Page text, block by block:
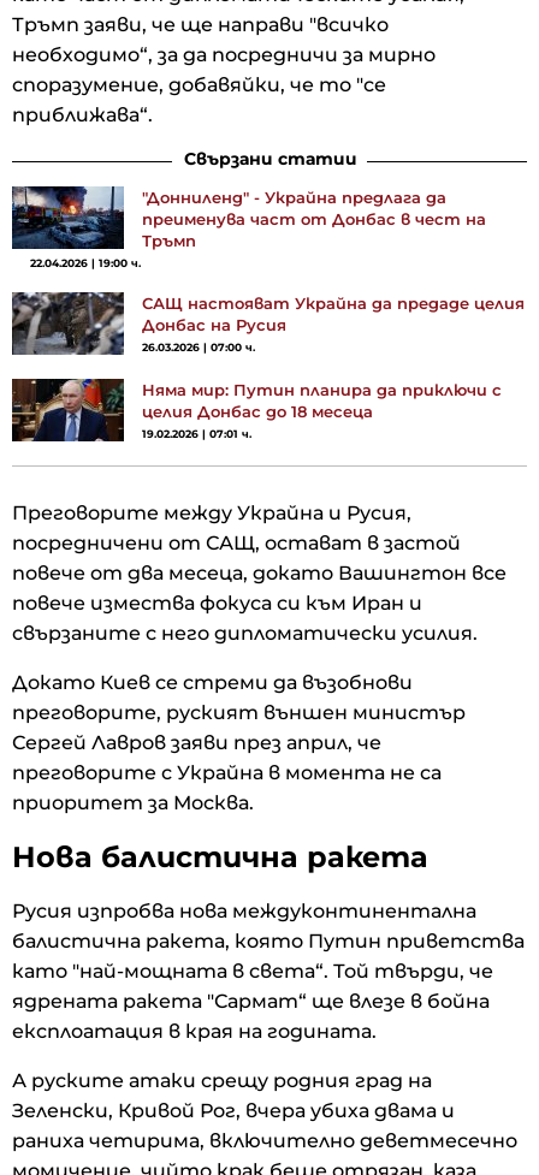
Тръмп заяви, че ще направи "всичко
необходимо“, за да посредничи за мирно
споразумение, добавяйки, че то "се
приближава“.
Свързани статии
"Донниленд" - Украйна предлага да
преименува част от Донбас в чест на
Тръмп
22.04.2026 | 19:00 ч.
САЩ настояват Украйна да предаде целия
Донбас на Русия
26.03.2026 | 07:00 ч.
Няма мир: Путин планира да приключи с
целия Донбас до 18 месеца
19.02.2026 | 07:01 ч.
Преговорите между Украйна и Русия,
посредничени от САЩ, остават в застой
повече от два месеца, докато Вашингтон все
повече измества фокуса си към Иран и
свързаните с него дипломатически усилия.
Докато Киев се стреми да възобнови
преговорите, руският външен министър
Сергей Лавров заяви през април, че
преговорите с Украйна в момента не са
приоритет за Москва.
Нова балистична ракета
Русия изпробва нова междуконтинентална
балистична ракета, която Путин приветства
като "най-мощната в света“. Той твърди, че
ядрената ракета "Сармат“ ще влезе в бойна
експлоатация в края на годината.
А руските атаки срещу родния град на
Зеленски, Кривой Рог, вчера убиха двама и
раниха четирима, включително деветмесечно
момиченце, чийто крак беше отрязан, каза